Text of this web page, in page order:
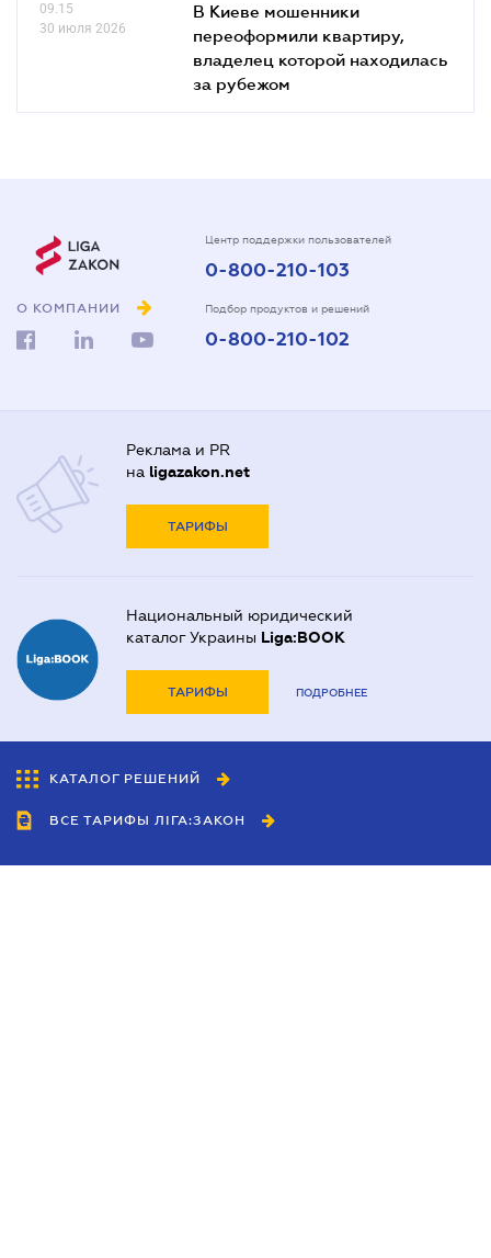
09.15
30 июля 2026
В Киеве мошенники
переоформили квартиру,
владелец которой находилась
за рубежом
О КОМПАНИИ
Центр поддержки пользователей
0-800-210-103
Подбор продуктов и решений
0-800-210-102
Реклама и PR
на ligazakon.net
ТАРИФЫ
Национальный юридический
каталог Украины Liga:BOOK
ТАРИФЫ ПОДРОБНЕЕ
КАТАЛОГ РЕШЕНИЙ
ВСЕ ТАРИФЫ ЛІГА:ЗАКОН